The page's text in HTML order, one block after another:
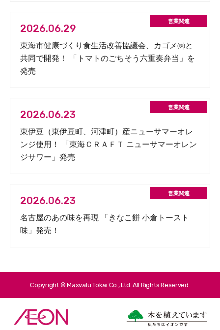
2026.06.29
東海市健康づくり食生活改善協議会、カゴメ㈱と
共同で開発！ 「トマトのごちそう六重奏弁当」を
発売
2026.06.23
東伊豆（東伊豆町、河津町）産ニューサマーオレ
ンジ使用！ 「東海ＣＲＡＦＴ ニューサマーオレン
ジサワー」発売
2026.06.23
名古屋のあの味を再現 「きなこ餅 小倉トースト
味」発売！
Copyright © Maxvalu Tokai Co., Ltd. All Rights Reserved.